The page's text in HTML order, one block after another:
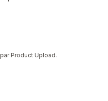
Product Upload.